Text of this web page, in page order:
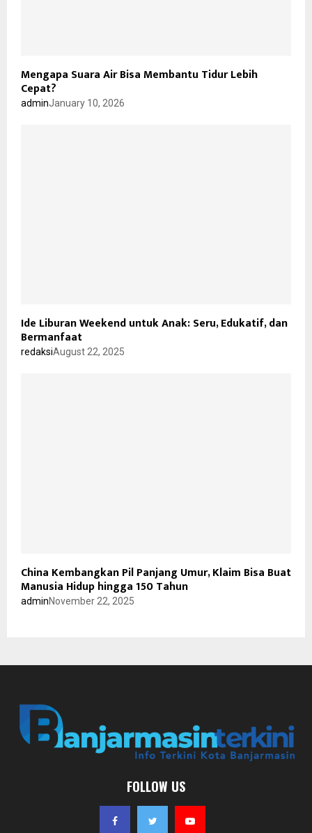
Mengapa Suara Air Bisa Membantu Tidur Lebih
Cepat?
adminJanuary 10, 2026
Ide Liburan Weekend untuk Anak: Seru, Edukatif, dan
Bermanfaat
redaksiAugust 22, 2025
China Kembangkan Pil Panjang Umur, Klaim Bisa Buat
Manusia Hidup hingga 150 Tahun
adminNovember 22, 2025
FOLLOW US